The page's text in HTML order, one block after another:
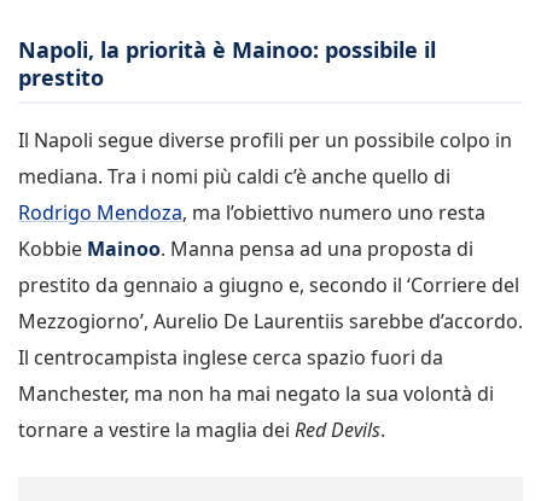
Napoli, la priorità è Mainoo: possibile il
prestito
Il Napoli segue diverse profili per un possibile colpo in
mediana. Tra i nomi più caldi c’è anche quello di
Rodrigo Mendoza, ma l’obiettivo numero uno resta
Kobbie Mainoo. Manna pensa ad una proposta di
prestito da gennaio a giugno e, secondo il ‘Corriere del
Mezzogiorno’, Aurelio De Laurentiis sarebbe d’accordo.
Il centrocampista inglese cerca spazio fuori da
Manchester, ma non ha mai negato la sua volontà di
tornare a vestire la maglia dei Red Devils.